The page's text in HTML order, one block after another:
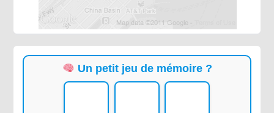
Un petit jeu de mémoire ?